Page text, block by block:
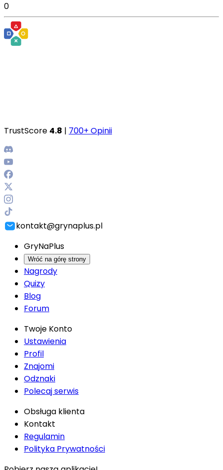
0
TrustScore 4.8 | 700+ Opinii
kontakt@grynaplus.pl
GryNaPlus
Wróć na górę strony
Nagrody
Quizy
Blog
Forum
Twoje Konto
Ustawienia
Profil
Znajomi
Odznaki
Polecaj serwis
Obsługa klienta
Kontakt
Regulamin
Polityka Prywatności